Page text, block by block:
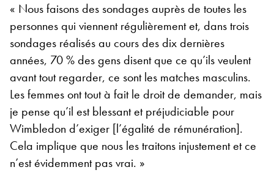
« Nous faisons des sondages auprès de toutes les
personnes qui viennent régulièrement et, dans trois
sondages réalisés au cours des dix dernières
années, 70 % des gens disent que ce qu’ils veulent
avant tout regarder, ce sont les matches masculins.
Les femmes ont tout à fait le droit de demander, mais
je pense qu’il est blessant et préjudiciable pour
Wimbledon d’exiger [l’égalité de rémunération].
Cela implique que nous les traitons injustement et ce
n’est évidemment pas vrai. »